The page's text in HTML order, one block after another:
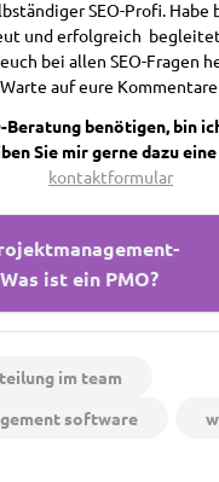
SEO-Profi. Habe
und erfolgreich
bei allen SEO-Fragen
Warte auf eure
Beratung benötigen, bin
Sie mir gerne dazu
kontaktformular
ist ein PMO?
im team
software